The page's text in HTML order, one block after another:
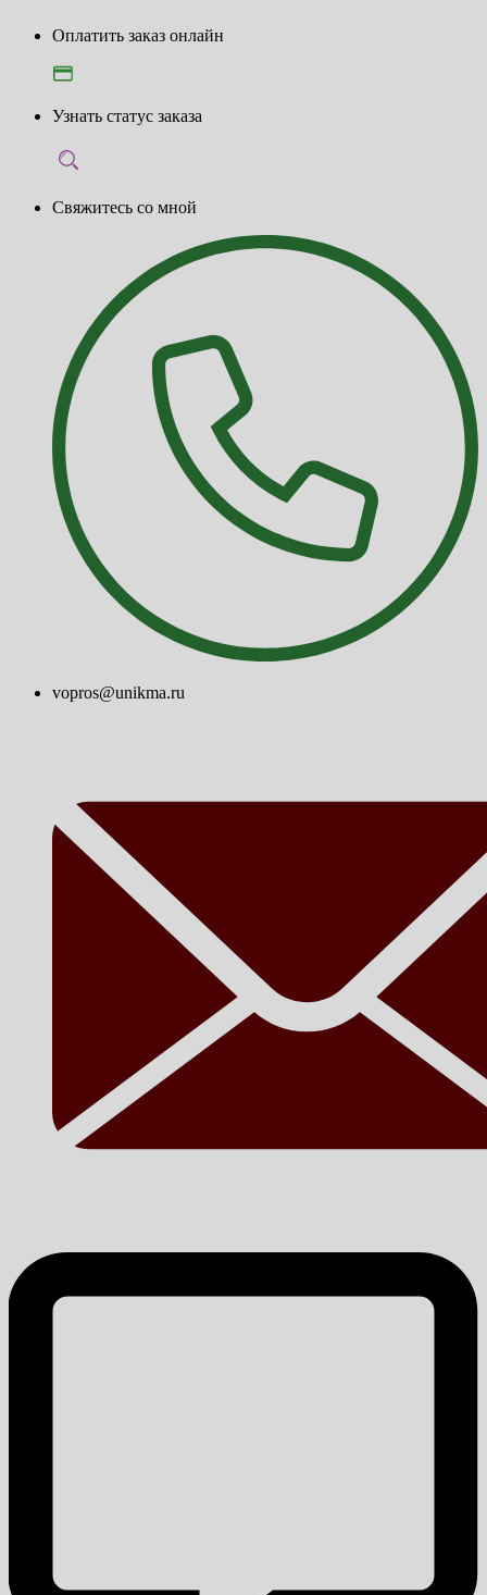
Оплатить заказ онлайн
Узнать статус заказа
Свяжитесь со мной
vopros@unikma.ru